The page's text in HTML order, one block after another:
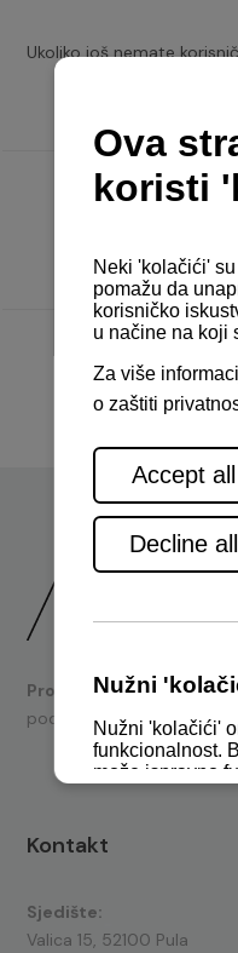
Ukoliko još nemate
Prodajabrodskih motora
podrška.
Kontakt
Sjedište:
Valica 15, 52100 Pula